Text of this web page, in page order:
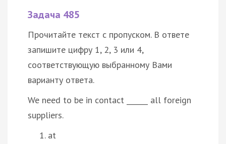
Задача 485
Прочитайте текст с пропуском. В ответе
запишите цифру 1, 2, 3 или 4,
соответствующую выбранному Вами
варианту ответа.
We need to be in contact ______ all foreign
suppliers.
at